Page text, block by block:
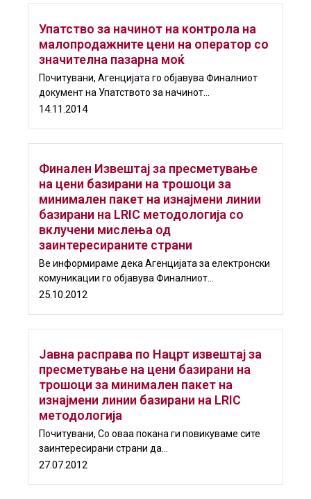
ПАЗАР
ГРИЖА
КОРИСНИЦИ
Упатство за начинот на контрола на
малопродажните цени на оператор со
значителна пазарна моќ
Почитувани, Агенцијата го објавува Финалниот
документ на Упатството за начинот...
14.11.2014
Финален Извештај за пресметување
на цени базирани на трошоци за
минимален пакет на изнајмени линии
базирани на LRIC методологија со
вклучени мислења од
заинтересираните страни
Ве информираме дека Агенцијата за електронски
комуникации го објавува Финалниот...
25.10.2012
Јавна расправа по Нацрт извештај за
пресметување на цени базирани на
трошоци за минимален пакет на
изнајмени линии базирани на LRIC
методологија
Почитувани, Со оваа покана ги повикуваме сите
заинтересирани страни да...
27.07.2012